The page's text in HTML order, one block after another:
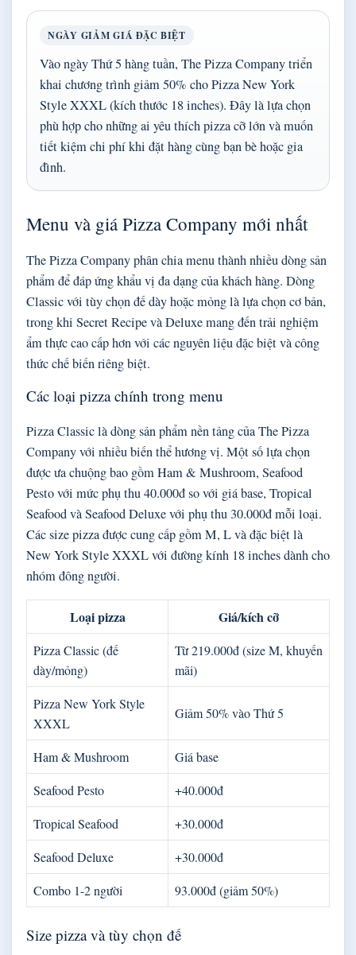
NGÀY GIẢM GIÁ ĐẶC BIỆT
Vào ngày Thứ 5 hàng tuần, The Pizza Company triển
khai chương trình giảm 50% cho Pizza New York
Style XXXL (kích thước 18 inches). Đây là lựa chọn
phù hợp cho những ai yêu thích pizza cỡ lớn và muốn
tiết kiệm chi phí khi đặt hàng cùng bạn bè hoặc gia
đình.
Menu và giá Pizza Company mới nhất
The Pizza Company phân chia menu thành nhiều dòng sản
phẩm để đáp ứng khẩu vị đa dạng của khách hàng. Dòng
Classic với tùy chọn đế dày hoặc mỏng là lựa chọn cơ bản,
trong khi Secret Recipe và Deluxe mang đến trải nghiệm
ẩm thực cao cấp hơn với các nguyên liệu đặc biệt và công
thức chế biến riêng biệt.
Các loại pizza chính trong menu
Pizza Classic là dòng sản phẩm nền tảng của The Pizza
Company với nhiều biến thể hương vị. Một số lựa chọn
được ưa chuộng bao gồm Ham & Mushroom, Seafood
Pesto với mức phụ thu 40.000đ so với giá base, Tropical
Seafood và Seafood Deluxe với phụ thu 30.000đ mỗi loại.
Các size pizza được cung cấp gồm M, L và đặc biệt là
New York Style XXXL với đường kính 18 inches dành cho
nhóm đông người.
Loại pizza Giá/kích cỡ
Pizza Classic (đế
dày/mỏng)
Từ 219.000đ (size M, khuyến
mãi)
Pizza New York Style
XXXL
Giảm 50% vào Thứ 5
Ham & Mushroom
Giá base
Seafood Pesto
+40.000đ
Tropical Seafood
+30.000đ
Seafood Deluxe
+30.000đ
Combo 1-2 người
93.000đ (giảm 50%)
Size pizza và tùy chọn đế